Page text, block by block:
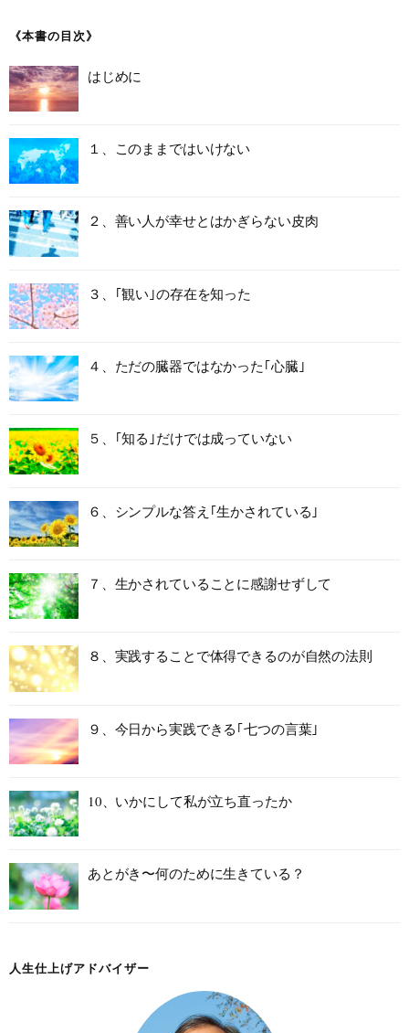
シ
ョ
ン
《本書の目次》
はじめに
１、このままではいけない
２、善い人が幸せとはかぎらない皮肉
３、｢観い｣の存在を知った
４、ただの臓器ではなかった｢心臓｣
５、｢知る｣だけでは成っていない
６、シンプルな答え｢生かされている｣
７、生かされていることに感謝せずして
８、実践することで体得できるのが自然の法則
９、今日から実践できる｢七つの言葉｣
10、いかにして私が立ち直ったか
あとがき〜何のために生きている？
人生仕上げアドバイザー